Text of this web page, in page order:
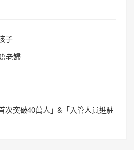
子
老婦
次突破40萬人」&「入管人員進駐